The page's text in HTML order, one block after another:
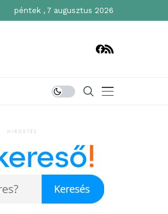
péntek , 7 augusztus 2026
HIRDETÉS